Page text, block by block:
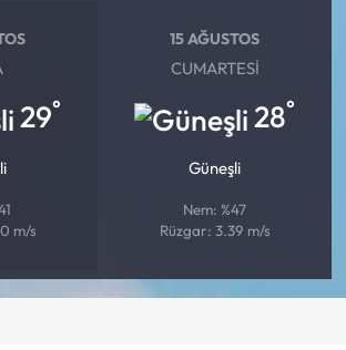
29°
m/s
15 AĞUSTOS
CUMARTESI
28°
Güneşli
Nem: %47
Rüzgar: 3.39 m/s